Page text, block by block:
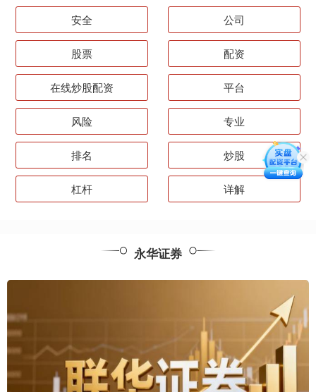
安全 公司
股票 配资
在线炒股配资 平台
风险 专业
排名 炒股
杠杆 详解
永华证券